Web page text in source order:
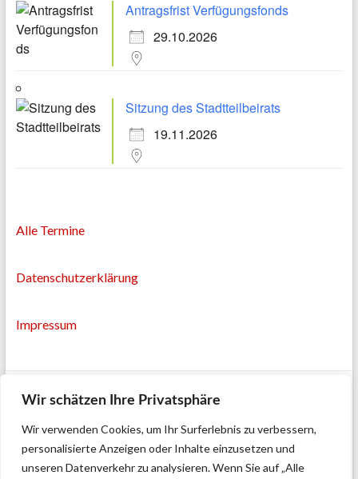
Wir schätzen Ihre Privatsphäre
Wir verwenden Cookies, um Ihr Surferlebnis zu verbessern,
personalisierte Anzeigen oder Inhalte einzusetzen und
unseren Datenverkehr zu analysieren. Wenn Sie auf „Alle
Antragsfrist Verfügungsfonds
29.10.2026
Sitzung des Stadtteilbeirats
19.11.2026
Alle Termine
Datenschutzerklärung
Impressum